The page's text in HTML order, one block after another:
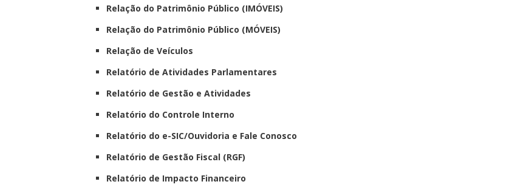
Relação do Patrimônio Público (IMÓVEIS)
Relação do Patrimônio Público (MÓVEIS)
Relação de Veículos
Relatório de Atividades Parlamentares
Relatório de Gestão e Atividades
Relatório do Controle Interno
Relatório do e-SIC/Ouvidoria e Fale Conosco
Relatório de Gestão Fiscal (RGF)
Relatório de Impacto Financeiro